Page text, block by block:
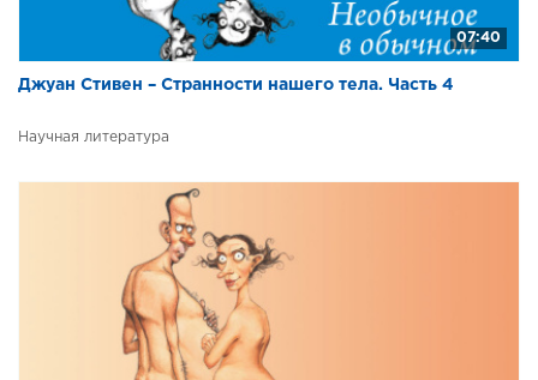
07:40
Джуан Стивен – Странности нашего тела. Часть 4
Научная литература